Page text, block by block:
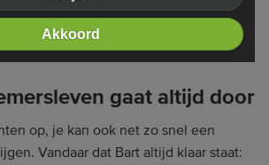
is nu wel wat veranderd, maar de
aan. ‘Je kunt je naam eraan hangen,
kom bij Pulcher vandaan.’
gaat altijd door
op, je kan ook net zo snel een
Vandaar dat Bart altijd klaar staat:
Akkoord